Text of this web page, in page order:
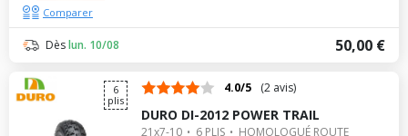
50,00 €
Dèslun. 10/08
Comparer
6
plis
4.0/5 (2 avis)
DURO DI-2012 POWER TRAIL
21x7-10 6 PLIS HOMOLOGUÉ ROUTE